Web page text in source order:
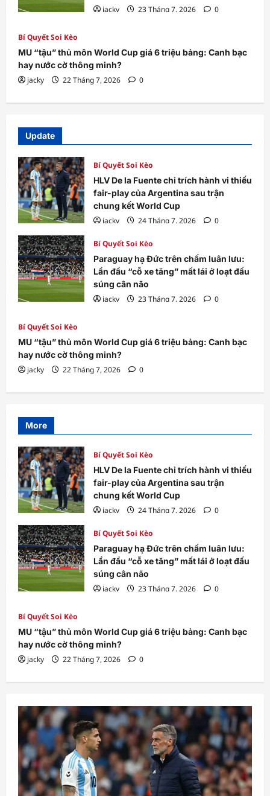
jacky
23 Tháng 7, 2026 0
Bí Quyết Soi Kèo
MU “tậu” thủ môn World Cup giá 6 triệu bảng: Canh bạc
hay nước cờ thông minh?
jacky
22 Tháng 7, 2026 0
Update
Bí Quyết Soi Kèo
HLV De la Fuente chỉ trích hành vi thiếu
fair-play của Argentina sau trận
chung kết World Cup
jacky
24 Tháng 7, 2026 0
Bí Quyết Soi Kèo
Paraguay hạ Đức trên chấm luân lưu:
Lần đầu “cỗ xe tăng” mất lái ở loạt đấu
súng cân não
jacky
23 Tháng 7, 2026 0
Bí Quyết Soi Kèo
MU “tậu” thủ môn World Cup giá 6 triệu bảng: Canh bạc
hay nước cờ thông minh?
jacky
22 Tháng 7, 2026 0
More
Bí Quyết Soi Kèo
HLV De la Fuente chỉ trích hành vi thiếu
fair-play của Argentina sau trận
chung kết World Cup
jacky
24 Tháng 7, 2026 0
Bí Quyết Soi Kèo
Paraguay hạ Đức trên chấm luân lưu:
Lần đầu “cỗ xe tăng” mất lái ở loạt đấu
súng cân não
jacky
23 Tháng 7, 2026 0
Bí Quyết Soi Kèo
MU “tậu” thủ môn World Cup giá 6 triệu bảng: Canh bạc
hay nước cờ thông minh?
jacky
22 Tháng 7, 2026 0